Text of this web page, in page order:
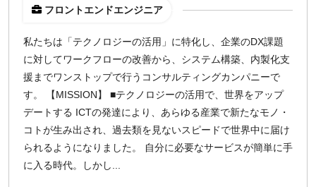
1,500円 以上
¥2,000 ¥3,000 ¥4,000 ¥5,000〜
指定なし
フロントエンドエンジニア
私たちは「テクノロジーの活用」に特化し、企業のDX課題
に対してワークフローの改善から、システム構築、内製化支
援までワンストップで行うコンサルティングカンパニーで
す。 【MISSION】 ■テクノロジーの活用で、世界をアップ
デートする ICTの発達により、あらゆる産業で新たなモノ・
コトが生み出され、過去類を見ないスピードで世界中に届け
られるようになりました。 自分に必要なサービスが簡単に手
に入る時代。しかし...